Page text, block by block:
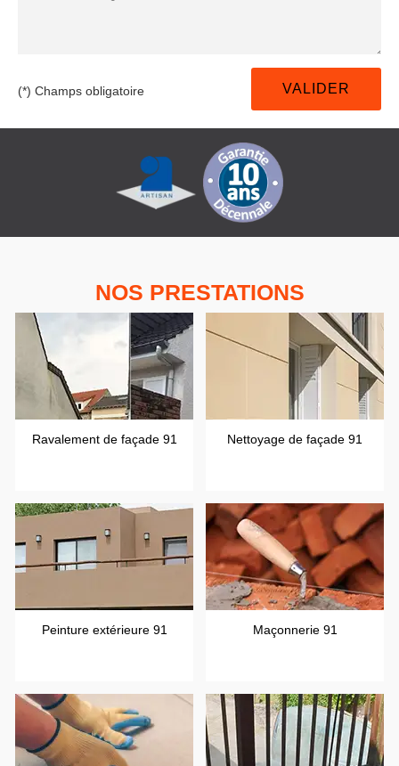
(*) Champs obligatoire
NOS PRESTATIONS
Ravalement de façade 91 Nettoyage de façade 91
Peinture extérieure 91 Maçonnerie 91